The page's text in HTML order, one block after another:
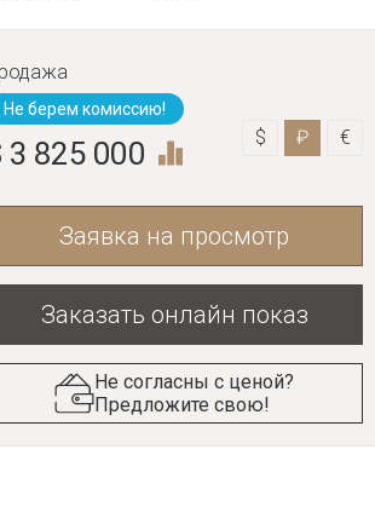
Не берем комиссию!
3 825 000 $ ₽ €
Заявка на просмотр
Заказать онлайн показ
Не согласны с ценой?
Предложите свою!